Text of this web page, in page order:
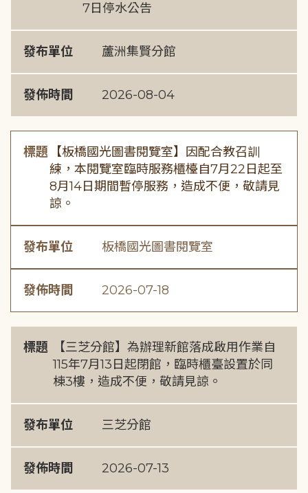
7日停水公告
發布單位 蘆洲集賢分館
發佈時間 2026-08-04
標題
【板橋國光圖書閱覽室】因配合教召訓
練，本閱覽室臨時服務櫃檯自7月22日起至
8月14日期間暫停服務，造成不便，敬請見
諒。
發布單位 板橋國光圖書閱覽室
發佈時間 2026-07-18
標題
【三芝分館】為辦理新館落成啟用作業自
115年7月13日起閉館，臨時櫃臺設置於同
棟3樓，造成不便，敬請見諒。
發布單位 三芝分館
發佈時間 2026-07-13